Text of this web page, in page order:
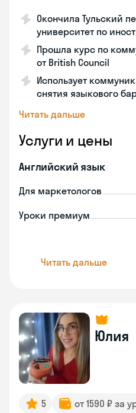
Окончила Тульский
университет по
Прошла курс по
от British Council
Использует
снятия языкового
Читать дальше
Услуги и цены
Английский язык
Для маркетологов
Уроки премиум
Читать дальше
Юлия
5 от 1590 ₽ за